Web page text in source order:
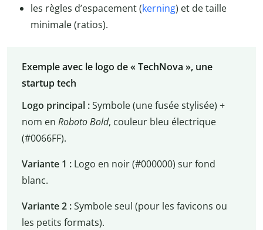
les règles d’espacement (kerning) et de taille
minimale (ratios).
Exemple avec le logo de « TechNova », une
startup tech
Logo principal :Symbole (une fusée stylisée) +
nom en Roboto Bold, couleur bleu électrique
(#0066FF).
Variante 1 : Logo en noir (#000000) sur fond
blanc.
Variante 2 :Symbole seul (pour les favicons ou
les petits formats).